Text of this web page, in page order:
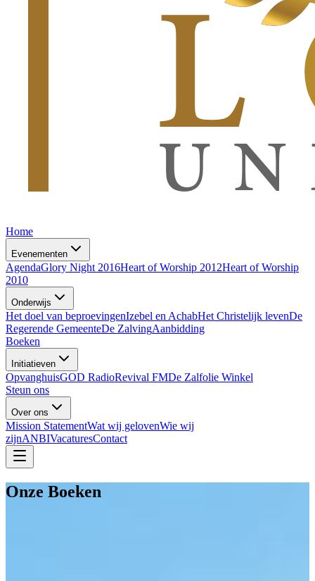
Home
Evenementen
AgendaGlory Night 2016Heart of Worship 2012Heart of Worship
2010
Onderwijs
Het doel van beproevingenIzebel en AchabHet Christelijk levenDe
Regerende GemeenteDe ZalvingAanbidding
Boeken
Initiatieven
OpvanghuisGOD RadioRevival FMDe Zalfolie Winkel
Steun ons
Over ons
Mission StatementWat wij gelovenWie wij
zijnANBIVacaturesContact
Onze Boeken